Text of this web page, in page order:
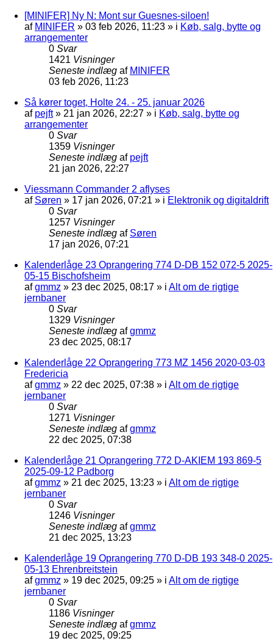
[MINIFER] Ny N: Mont sur Guesnes-siloen!
af MINIFER » 03 feb 2026, 11:23 » i Køb, salg, bytte og
arrangementer
0 Svar
1421 Visninger
Seneste indlæg af MINIFER
03 feb 2026, 11:23
Så kører toget, Holte 24. - 25. januar 2026
af pejft» 21 jan 2026, 22:27 » i Køb, salg, bytte og
arrangementer
0 Svar
1359 Visninger
Seneste indlæg af pejft
21 jan 2026, 22:27
Viessmann Commander 2 aflyses
af Søren » 17 jan 2026, 07:21 » i Elektronik og digitaldrift
0 Svar
1257 Visninger
Seneste indlæg af Søren
17 jan 2026, 07:21
Kalenderlåge 23 Oprangering 774 D-DB 152 072-5 2025-
05-15 Bischofsheim
afgmmz » 23 dec 2025, 08:17 » i Alt om de rigtige
jernbaner
0 Svar
1329 Visninger
Seneste indlæg afgmmz
23 dec 2025, 08:17
Kalenderlåge 22 Oprangering 773 MZ 1456 2020-03-03
Fredericia
afgmmz » 22 dec 2025, 07:38 » i Alt om de rigtige
jernbaner
0 Svar
1271 Visninger
Seneste indlæg afgmmz
22 dec 2025, 07:38
Kalenderlåge 21 Oprangering 772 D-AKIEM 193 869-5
2025-09-12 Padborg
afgmmz » 21 dec 2025, 13:23 » i Alt om de rigtige
jernbaner
0 Svar
1246 Visninger
Seneste indlæg afgmmz
21 dec 2025, 13:23
Kalenderlåge 19 Oprangering 770 D-DB 193 348-0 2025-
05-13 Ehrenbreitstein
afgmmz » 19 dec 2025, 09:25 » i Alt om de rigtige
jernbaner
0 Svar
1186 Visninger
Seneste indlæg afgmmz
19 dec 2025, 09:25